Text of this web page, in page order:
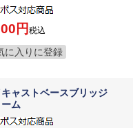
税込
に入りに登録
キャストベースブリッジ
ム